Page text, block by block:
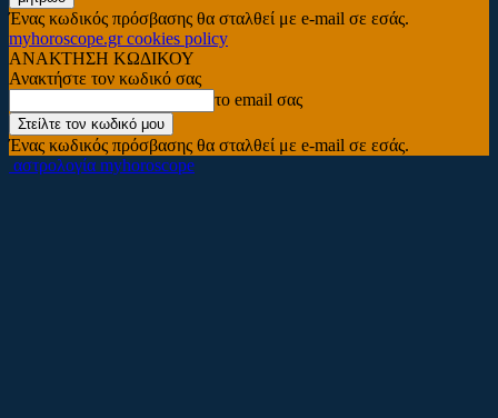
Ένας κωδικός πρόσβασης θα σταλθεί με e-mail σε εσάς.
myhoroscope.gr cookies policy
ΑΝΑΚΤΗΣΗ ΚΩΔΙΚΟΥ
Ανακτήστε τον κωδικό σας
το email σας
Ένας κωδικός πρόσβασης θα σταλθεί με e-mail σε εσάς.
αστρολογία myhoroscope